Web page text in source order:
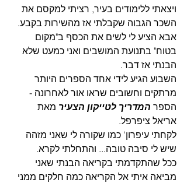
ויצאתי ללימודים בעיר, רציתי למקסם את
השכר הגבוה שקבלתי אז מהשירות בקבע.
אבא הציע לי לשים את הכסף ב"מקום
בטוח" בתנועת המושבים ואני כמעט שלא
הבנתי אז דבר.
השבוע הגיע לידי אחד הספרים היותר
מרתקים וחשובים שראו אור לאחרונה -
הספר המדריך לטייקון הצעיר מאת
אריאל ציפרפל.
לקחתי עיפרון' כמו שקורה לי שאני מזהה
שיש לי סיבה טובה... והתחלתי לקרא.
ככל שהתקדמתי בקריאה הבנתי שאני
מביאה איתי אל הקריאה כמה חלקים ממני